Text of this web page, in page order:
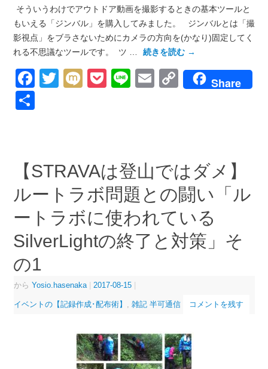
そういうわけでアウトドア動画を撮影するときの基本ツールと
もいえる「ジンバル」を購入してみました。 ジンバルとは「撮
影視点」をブラさないためにカメラの方向を(かなり)固定してく
れる不思議なツールです。 ツ …
続きを読む →
Facebook
Twitter
MixiPocket
LineEmail
CopyShare
共
【STRAVAは登山ではダメ】
ルートラボ問題との闘い「ル
ートラボに使われている
SilverLightの終了と対策」そ
の1
から Yosio.hasenaka 2017-08-15
イベントの【記録作成･配布術】 雑記 半可通信 コメントを残す